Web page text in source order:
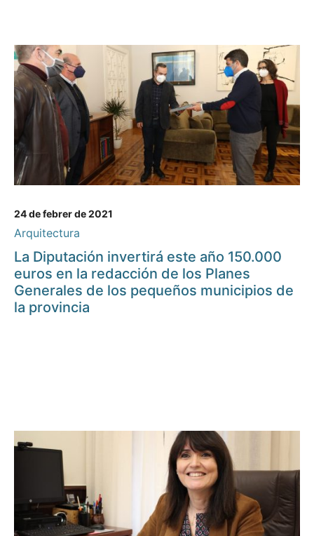
24 de febrer de 2021
Arquitectura
La Diputación invertirá este año 150.000
euros en la redacción de los Planes
Generales de los pequeños municipios de
la provincia